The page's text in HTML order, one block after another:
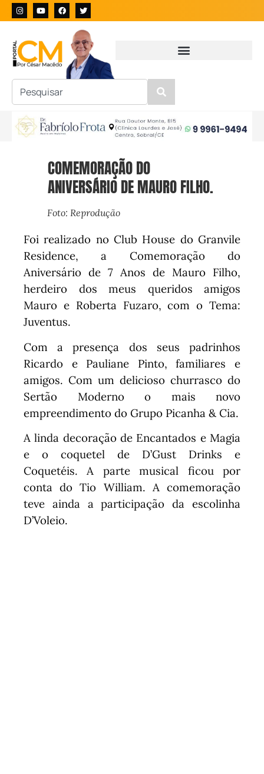
COMEMORAÇÃO DO
ANIVERSÁRIO DE MAURO FILHO.
Foto: Reprodução
Foi realizado no Club House do Granvile
Residence, a Comemoração do
Aniversário de 7 Anos de Mauro Filho,
herdeiro dos meus queridos amigos
Mauro e Roberta Fuzaro, com o Tema:
Juventus.
Com a presença dos seus padrinhos
Ricardo e Pauliane Pinto, familiares e
amigos. Com um delicioso churrasco do
Sertão Moderno o mais novo
empreendimento do Grupo Picanha & Cia.
A linda decoração de Encantados e Magia
e o coquetel de D’Gust Drinks e
Coquetéis. A parte musical ficou por
conta do Tio William. A comemoração
teve ainda a participação da escolinha
D’Voleio.